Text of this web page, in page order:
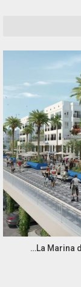
La Marina